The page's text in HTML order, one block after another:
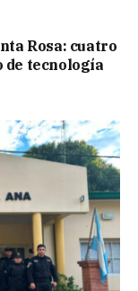
Rosa: cuatro
de tecnología